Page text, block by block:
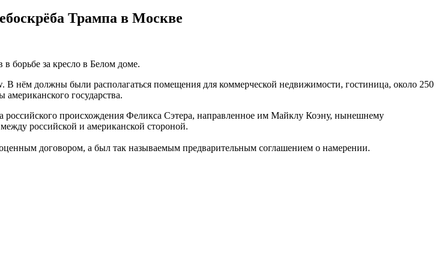
Трампа в Москве
борьбе за кресло в Белом доме.
В нём должны были располагаться помещения для коммерческой недвижимости, гостиница, около 250
государства.
российского происхождения Феликса Сэтера, направленное им Майклу Коэну, нынешнему
российской и американской стороной.
договором, а был так называемым предварительным соглашением о намерении.